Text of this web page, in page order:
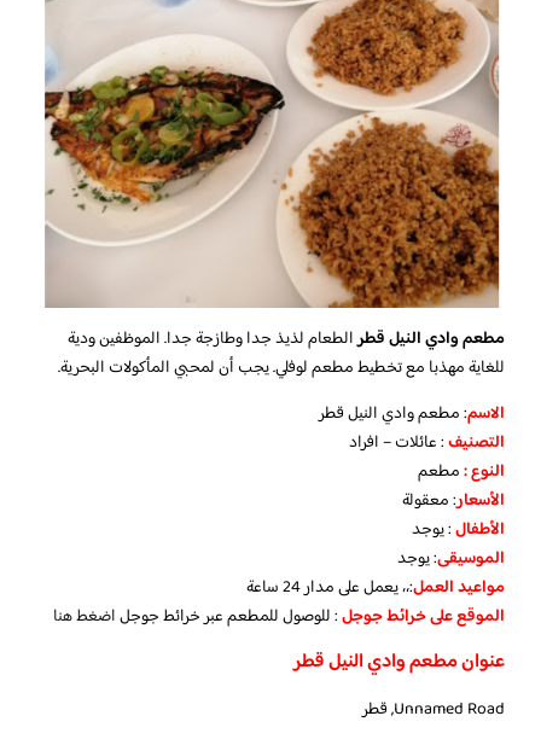
مطعم وادي النيل قطرالطعام لذيذ جدا وطازجة جدا. الموظفين ودية
للغاية مهذبا مع تخطيط مطعم لوفلي. يجب أن لمحبي المأكولات البحرية.
الاسم: مطعم وادي النيل قطر
التصنيف: عائلات – افراد
النوع :مطعم
الأسعار:معقولة
الأطفال:يوجد
الموسيقى:يوجد
مواعيد العمل:،، يعمل على مدار 24 ساعة
الموقع على خرائط جوجل: للوصول للمطعم عبر خرائط جوجلاضغط هنا
عنوان مطعم وادي النيل قطر
Unnamed Road, قطر